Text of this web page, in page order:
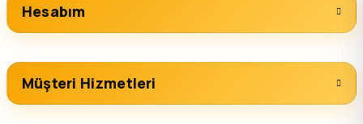
Hesabım
Müşteri Hizmetleri